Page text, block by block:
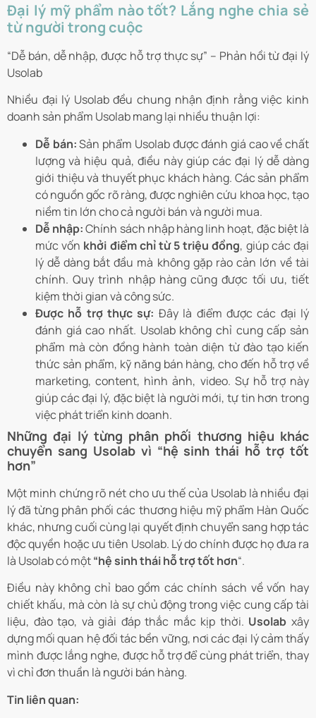
Đại lý mỹ phẩm nào tốt? Lắng nghe chia sẻ
từ người trong cuộc
“Dễ bán, dễ nhập, được hỗ trợ thực sự” – Phản hồi từ đại lý
Usolab
Nhiều đại lý Usolab đều chung nhận định rằng việc kinh
doanh sản phẩm Usolab mang lại nhiều thuận lợi:
Dễ bán:Sản phẩm Usolab được đánh giá cao về chất
lượng và hiệu quả, điều này giúp các đại lý dễ dàng
giới thiệu và thuyết phục khách hàng. Các sản phẩm
có nguồn gốc rõ ràng, được nghiên cứu khoa học, tạo
niềm tin lớn cho cả người bán và người mua.
Dễ nhập:Chính sách nhập hàng linh hoạt, đặc biệt là
mức vốn khởi điểm chỉ từ 5 triệu đồng, giúp các đại
lý dễ dàng bắt đầu mà không gặp rào cản lớn về tài
chính. Quy trình nhập hàng cũng được tối ưu, tiết
kiệm thời gian và công sức.
Được hỗ trợ thực sự: Đây là điểm được các đại lý
đánh giá cao nhất. Usolab không chỉ cung cấp sản
phẩm mà còn đồng hành toàn diện từ đào tạo kiến
thức sản phẩm, kỹ năng bán hàng, cho đến hỗ trợ về
marketing, content, hình ảnh, video. Sự hỗ trợ này
giúp các đại lý, đặc biệt là người mới, tự tin hơn trong
việc phát triển kinh doanh.
Những đại lý từng phân phối thương hiệu khác
chuyển sang Usolab vì “hệ sinh thái hỗ trợ tốt
hơn”
Một minh chứng rõ nét cho ưu thế của Usolab là nhiều đại
lý đã từng phân phối các thương hiệu mỹ phẩm Hàn Quốc
khác, nhưng cuối cùng lại quyết định chuyển sang hợp tác
độc quyền hoặc ưu tiên Usolab. Lý do chính được họ đưa ra
là Usolab có một“hệ sinh thái hỗ trợ tốt hơn“.
Điều này không chỉ bao gồm các chính sách về vốn hay
chiết khấu, mà còn là sự chủ động trong việc cung cấp tài
liệu, đào tạo, và giải đáp thắc mắc kịp thời. Usolab xây
dựng mối quan hệ đối tác bền vững, nơi các đại lý cảm thấy
mình được lắng nghe, được hỗ trợ để cùng phát triển, thay
vì chỉ đơn thuần là người bán hàng.
Tin liên quan: